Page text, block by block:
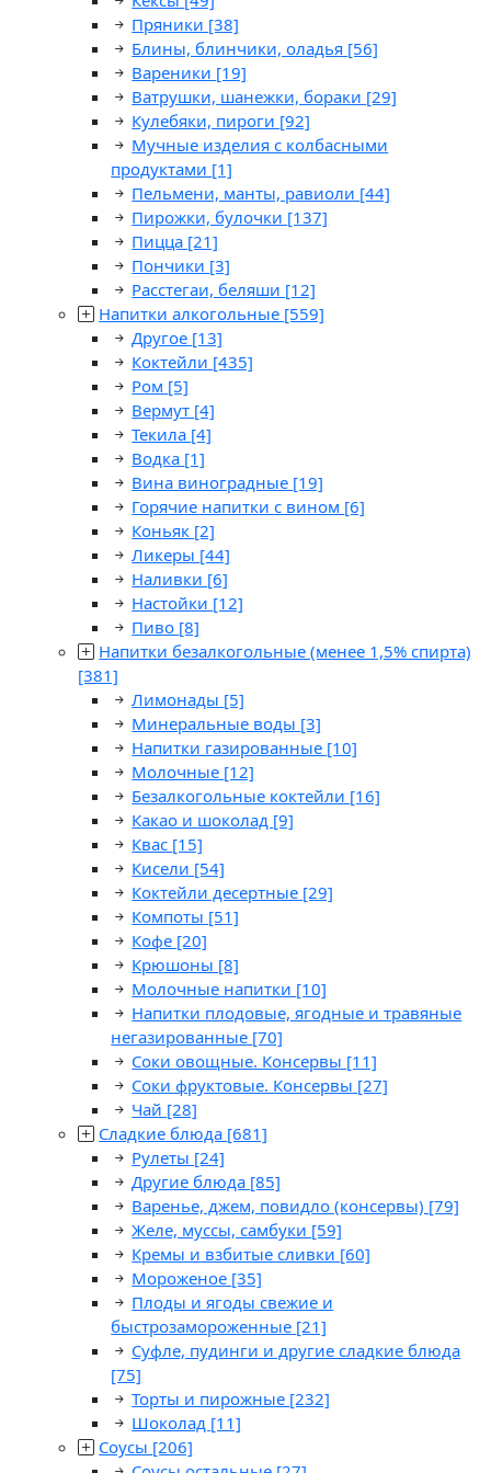
Пряники [38]
Блины, блинчики, оладья [56]
Вареники [19]
Ватрушки, шанежки, бораки [29]
Кулебяки, пироги [92]
Мучные изделия с колбасными
продуктами [1]
Пельмени, манты, равиоли [44]
Пирожки, булочки [137]
Пицца [21]
Пончики [3]
Расстегаи, беляши [12]
Напитки алкогольные [559]
Другое [13]
Коктейли [435]
Ром [5]
Вермут [4]
Текила [4]
Водка [1]
Вина виноградные [19]
Горячие напитки с вином [6]
Коньяк [2]
Ликеры [44]
Наливки [6]
Настойки [12]
Пиво [8]
Напитки безалкогольные (менее 1,5% спирта)
[381]
Лимонады [5]
Минеральные воды [3]
Напитки газированные [10]
Молочные [12]
Безалкогольные коктейли [16]
Какао и шоколад [9]
Квас [15]
Кисели [54]
Коктейли десертные [29]
Компоты [51]
Кофе [20]
Крюшоны [8]
Молочные напитки [10]
Напитки плодовые, ягодные и травяные
негазированные [70]
Соки овощные. Консервы [11]
Соки фруктовые. Консервы [27]
Чай [28]
Сладкие блюда [681]
Рулеты [24]
Другие блюда [85]
Варенье, джем, повидло (консервы) [79]
Желе, муссы, самбуки [59]
Кремы и взбитые сливки [60]
Мороженое [35]
Плоды и ягоды свежие и
быстрозамороженные [21]
Суфле, пудинги и другие сладкие блюда
[75]
Торты и пирожные [232]
Шоколад [11]
Соусы [206]